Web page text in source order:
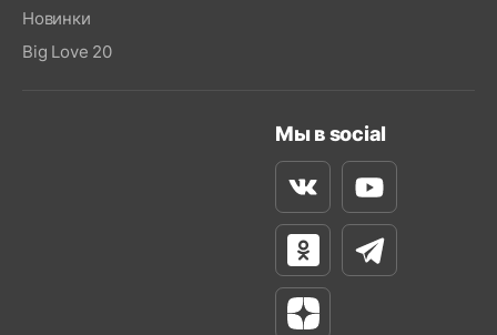
Новинки
Big Love 20
Мы в social
ВконтактеYoutube
Одноклассники
Телеграм
Яндекс Дзен